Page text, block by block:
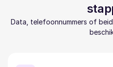
Data, telefoonnummers of